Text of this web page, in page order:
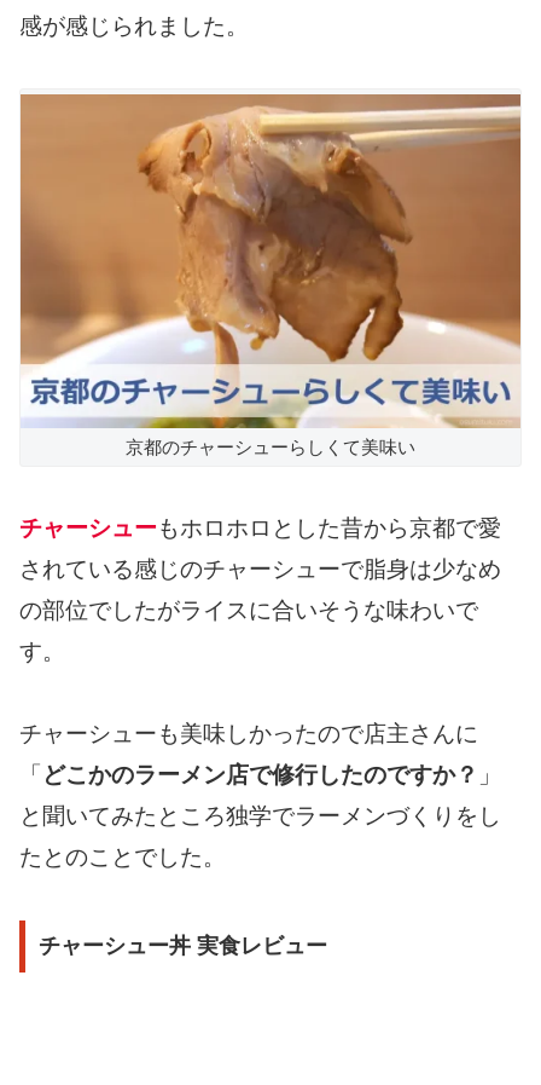
感が感じられました。
京都のチャーシューらしくて美味い
チャーシューもホロホロとした昔から京都で愛
されている感じのチャーシューで脂身は少なめ
の部位でしたがライスに合いそうな味わいで
す。
チャーシューも美味しかったので店主さんに
「 どこかのラーメン店で修行したのですか？ 」
と聞いてみたところ独学でラーメンづくりをし
たとのことでした。
チャーシュー丼 実食レビュー